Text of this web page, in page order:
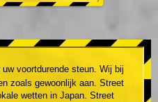
uw voortdurende steun. Wij bij
zoals gewoonlijk aan. Street
wetten in Japan. Street